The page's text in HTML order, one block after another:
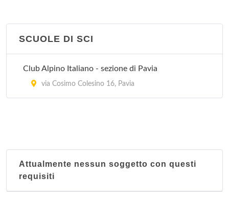
SCUOLE DI SCI
Club Alpino Italiano - sezione di Pavia
via Cosimo Colesino 16, Pavia
Attualmente nessun soggetto con questi
requisiti